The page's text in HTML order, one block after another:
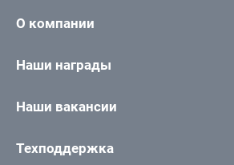
О компании
Наши награды
Наши вакансии
Техподдержка